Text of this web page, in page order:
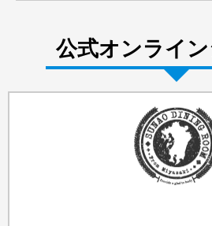
公式オンライ